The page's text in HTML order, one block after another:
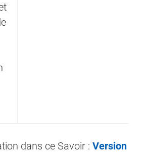
dans ce Savoir : Version